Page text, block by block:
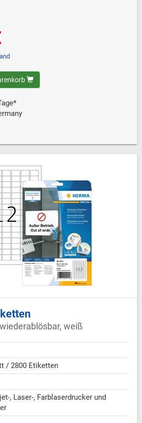
weiß
/ 2800 Etiketten
, Laser-, Farblaserdrucker und